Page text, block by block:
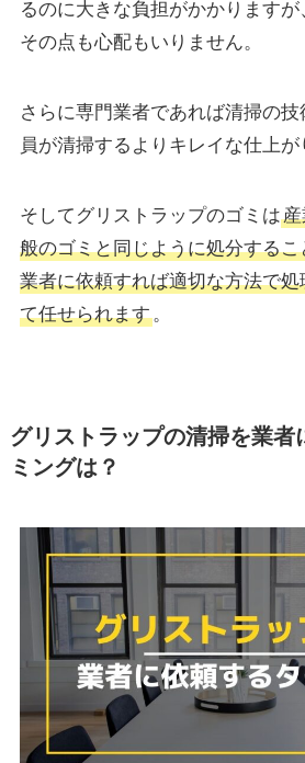
るのに大きな負担がかかります
その点も心配もいりません。
さらに専門業者であれば清掃の
員が清掃するよりキレイな仕上が
そしてグリストラップのゴミは
般のゴミと同じように処分する
業者に依頼すれば適切な方法で
て任せられます。
グリストラップの清掃を業者
ミングは？